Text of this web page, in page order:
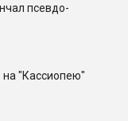
псевдо-
на "Кассиопею"